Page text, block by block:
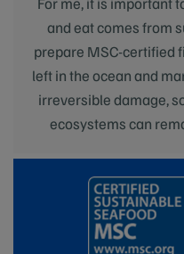
and eat comes from
prepare MSC-certified
left in the ocean and
irreversible damage,
ecosystems can